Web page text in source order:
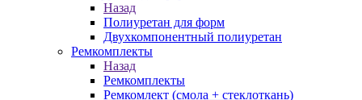
Назад
Полиуретан для форм
Двухкомпонентный полиуретан
Ремкомплекты
Назад
Ремкомплекты
Ремкомлект (смола + стеклоткань)